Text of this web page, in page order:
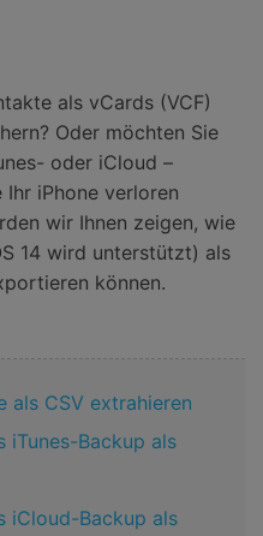
als vCards (VCF)
Oder möchten Sie
oder iCloud –
iPhone verloren
wir Ihnen zeigen, wie
14 wird unterstützt) als
können.
als CSV extrahieren
iTunes-Backup als
iCloud-Backup als